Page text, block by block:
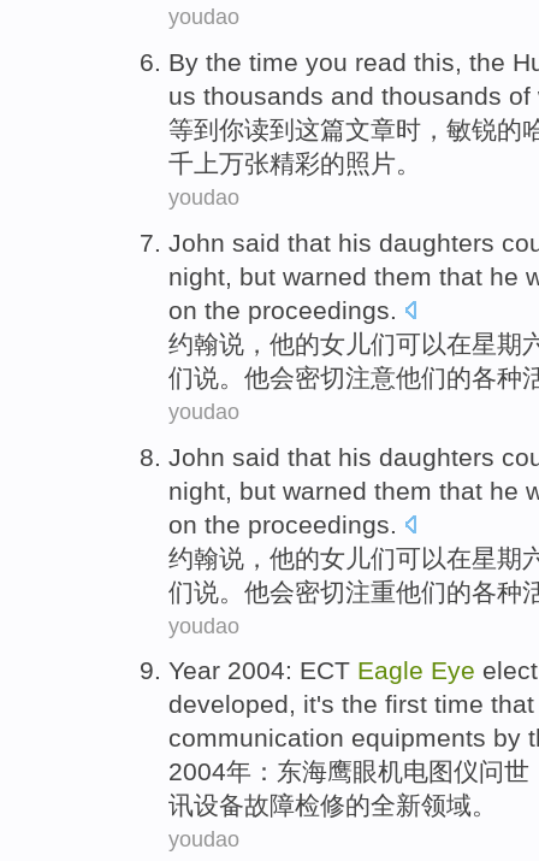
youdao
By the time you read this, the
us thousands and thousands of
等到 你读到 这篇文章时，敏锐的
千 上万张精彩的照片。
youdao
John said that his daughters
night, but warned them that he
on the proceedings.
约翰说 ， 他的女儿们可以在星期
们说。 他会密切注意他们的各种
youdao
John said that his daughters
night but warned them that he
on the proceedings
约翰说 ， 他的女儿们可以在星期
们说。 他会密切注重他们的各种
youdao
Year 2004: ECT Eagle Eye
developed, it's the first time
communication equipments by
2004年： 东海鹰眼机电图仪问世
讯设备故障检修的全新领域。
youdao